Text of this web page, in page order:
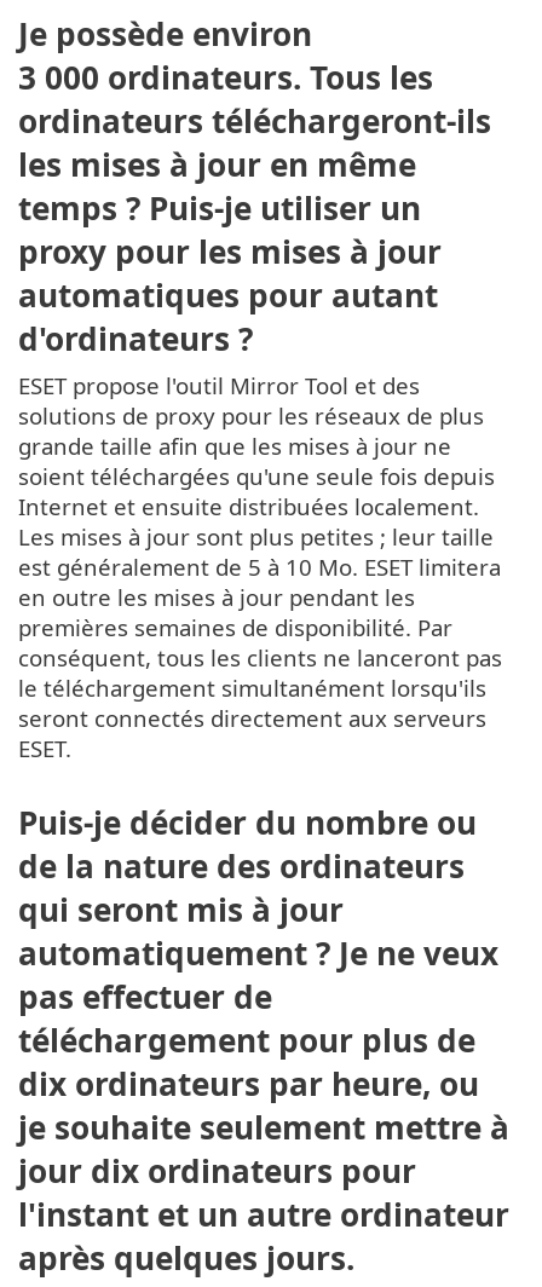
Je possède environ
3 000 ordinateurs. Tous les
ordinateurs téléchargeront-ils
les mises à jour en même
temps ? Puis-je utiliser un
proxy pour les mises à jour
automatiques pour autant
d'ordinateurs ?
ESET propose l'outil Mirror Tool et des
solutions de proxy pour les réseaux de plus
grande taille afin que les mises à jour ne
soient téléchargées qu'une seule fois depuis
Internet et ensuite distribuées localement.
Les mises à jour sont plus petites ; leur taille
est généralement de 5 à 10 Mo. ESET limitera
en outre les mises à jour pendant les
premières semaines de disponibilité. Par
conséquent, tous les clients ne lanceront pas
le téléchargement simultanément lorsqu'ils
seront connectés directement aux serveurs
ESET.
Puis-je décider du nombre ou
de la nature des ordinateurs
qui seront mis à jour
automatiquement ? Je ne veux
pas effectuer de
téléchargement pour plus de
dix ordinateurs par heure, ou
je souhaite seulement mettre à
jour dix ordinateurs pour
l'instant et un autre ordinateur
après quelques jours.